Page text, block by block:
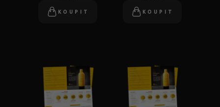
KOUPIT KOUPIT